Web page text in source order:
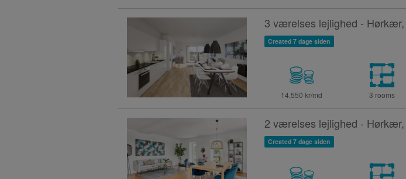
3 værelses lejlighed -
Created 7 dage siden
14,550 kr/md 3 rooms
2 værelses lejlighed -
Created 7 dage siden